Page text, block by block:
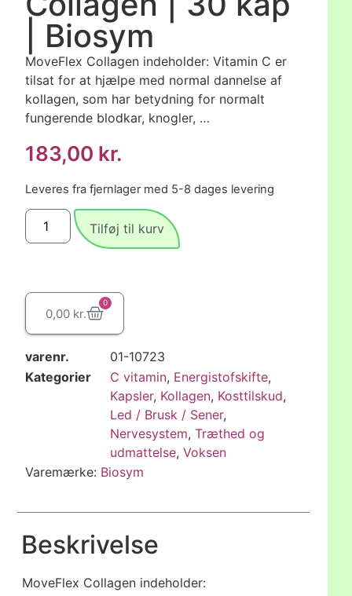
| Biosym
MoveFlex Collagen indeholder: Vitamin C er
tilsat for at hjælpe med normal dannelse af
kollagen, som har betydning for normalt
fungerende blodkar, knogler, …
183,00 kr.
Leveres fra fjernlager med 5-8 dages levering
Tilføj til kurv
0,00 kr.
0
varenr.
01-10723
Kategorier
C vitamin, Energistofskifte,
Kapsler, Kollagen, Kosttilskud,
Led / Brusk / Sener,
Nervesystem,Træthed og
udmattelse,Voksen
Varemærke: Biosym
Beskrivelse
MoveFlex Collagen indeholder: